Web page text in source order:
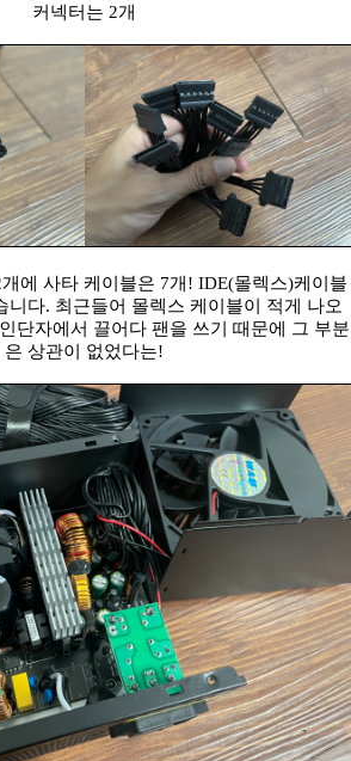
커넥터는 2개
개에 사타 케이블은 7개! IDE(몰렉스)케이블
니다. 최근들어 몰렉스 케이블이 적게 나오
단자에서 끌어다 팬을 쓰기 때문에 그 부분
은 상관이 없었다는!